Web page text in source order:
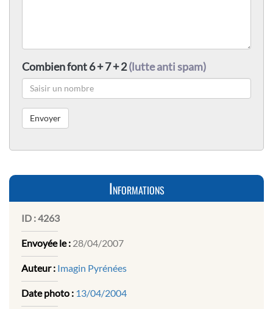
Combien font 6 + 7 + 2(lutte anti spam)
Informations
ID :4263
Envoyée le : 28/04/2007
Auteur : Imagin Pyrénées
Date photo : 13/04/2004